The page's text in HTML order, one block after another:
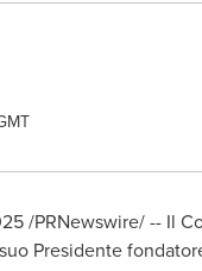
/PRNewswire/ -- Il
Presidente